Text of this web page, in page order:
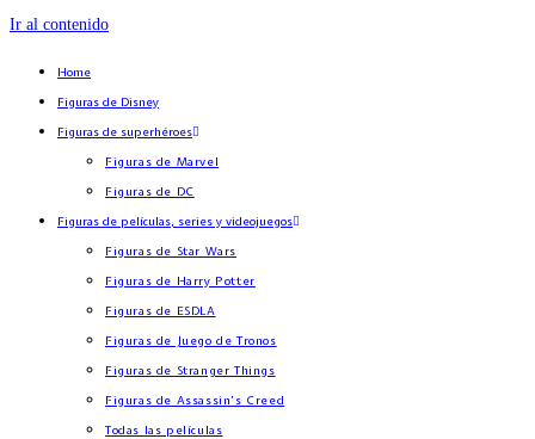
Ir al contenido
Home
Figuras de Disney
Figuras de superhéroes
Figuras de Marvel
Figuras de DC
Figuras de películas, series y videojuegos
Figuras de Star Wars
Figuras de Harry Potter
Figuras de ESDLA
Figuras de Juego de Tronos
Figuras de Stranger Things
Figuras de Assassin’s Creed
Todas las películas